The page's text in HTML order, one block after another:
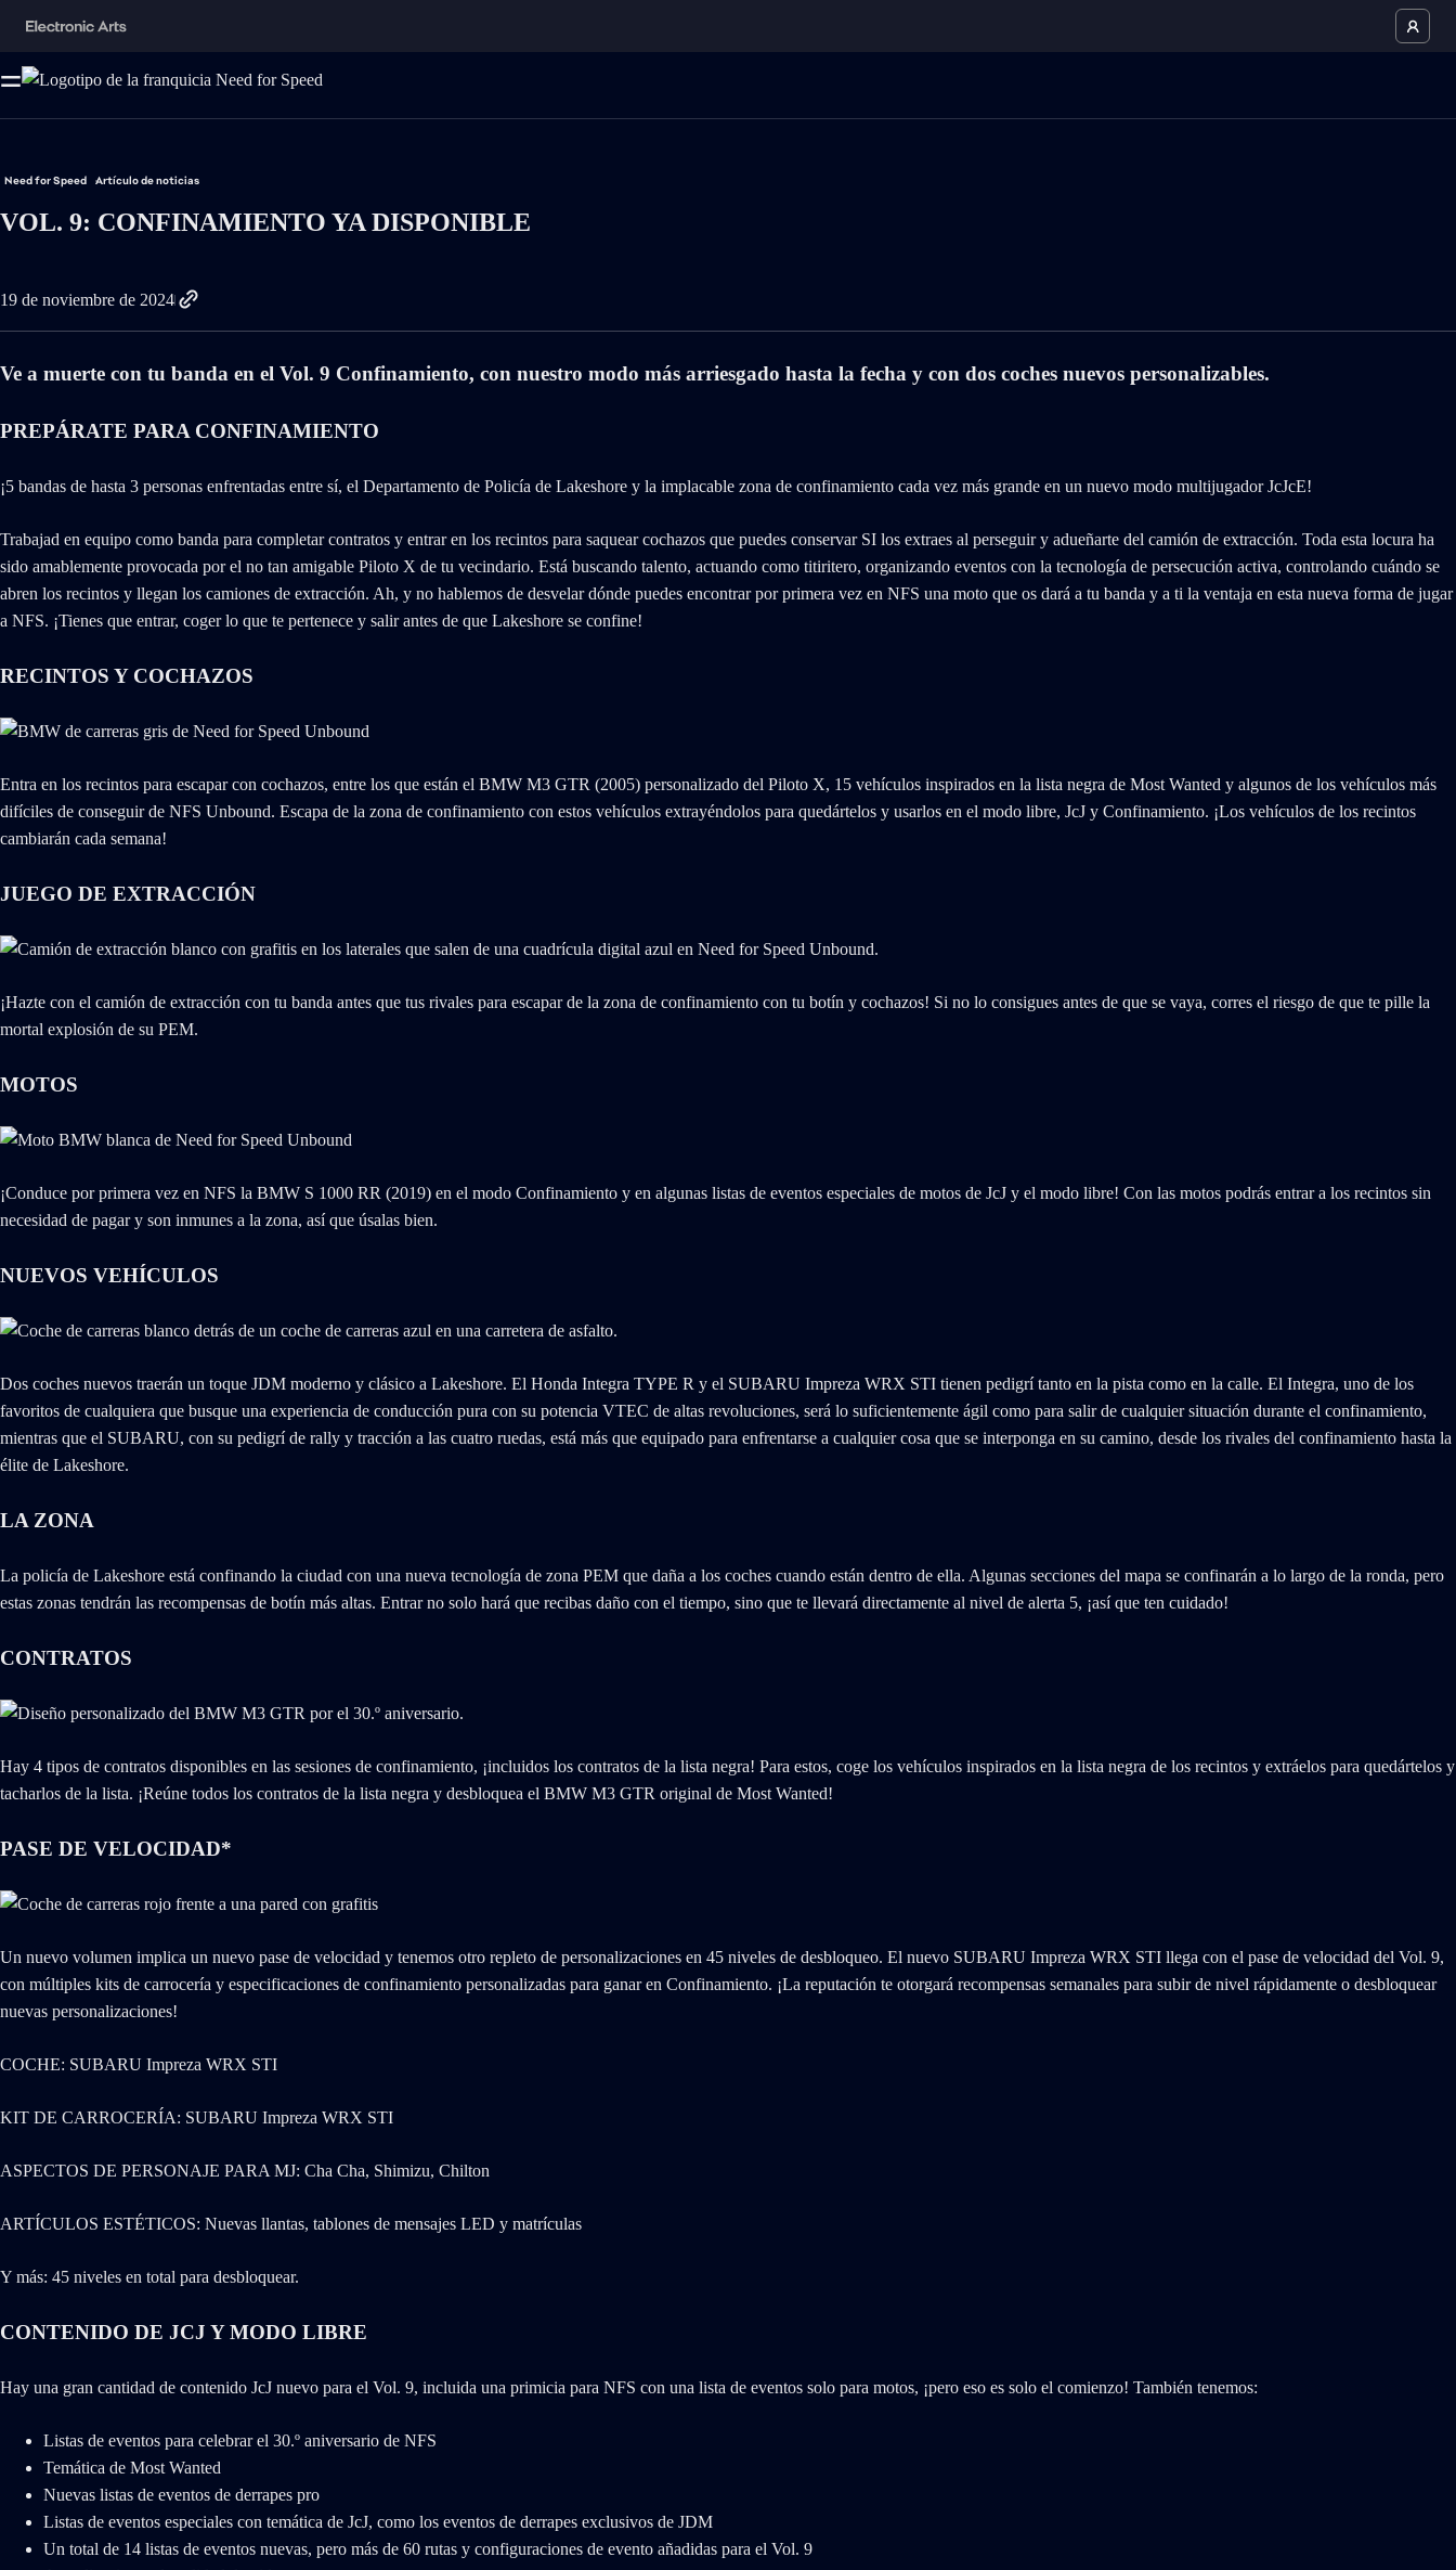
Need for Speed Artículo de noticias
VOL. 9: CONFINAMIENTO YA DISPONIBLE
19 de noviembre de 2024
Ve a muerte con tu banda en el Vol. 9 Confinamiento, con nuestro modo más arriesgado hasta la fecha y con dos coches nuevos personalizables.
PREPÁRATE PARA CONFINAMIENTO
¡5 bandas de hasta 3 personas enfrentadas entre sí, el Departamento de Policía de Lakeshore y la implacable zona de confinamiento cada vez más grande en un nuevo modo multijugador JcJcE!
Trabajad en equipo como banda para completar contratos y entrar en los recintos para saquear cochazos que puedes conservar SI los extraes al perseguir y adueñarte del camión de extracción. Toda esta locura ha
sido amablemente provocada por el no tan amigable Piloto X de tu vecindario. Está buscando talento, actuando como titiritero, organizando eventos con la tecnología de persecución activa, controlando cuándo se
abren los recintos y llegan los camiones de extracción. Ah, y no hablemos de desvelar dónde puedes encontrar por primera vez en NFS una moto que os dará a tu banda y a ti la ventaja en esta nueva forma de jugar
a NFS. ¡Tienes que entrar, coger lo que te pertenece y salir antes de que Lakeshore se confine!
RECINTOS Y COCHAZOS
Entra en los recintos para escapar con cochazos, entre los que están el BMW M3 GTR (2005) personalizado del Piloto X, 15 vehículos inspirados en la lista negra de Most Wanted y algunos de los vehículos más
difíciles de conseguir de NFS Unbound. Escapa de la zona de confinamiento con estos vehículos extrayéndolos para quedártelos y usarlos en el modo libre, JcJ y Confinamiento. ¡Los vehículos de los recintos
cambiarán cada semana!
JUEGO DE EXTRACCIÓN
¡Hazte con el camión de extracción con tu banda antes que tus rivales para escapar de la zona de confinamiento con tu botín y cochazos! Si no lo consigues antes de que se vaya, corres el riesgo de que te pille la
mortal explosión de su PEM.
MOTOS
¡Conduce por primera vez en NFS la BMW S 1000 RR (2019) en el modo Confinamiento y en algunas listas de eventos especiales de motos de JcJ y el modo libre! Con las motos podrás entrar a los recintos sin
necesidad de pagar y son inmunes a la zona, así que úsalas bien.
NUEVOS VEHÍCULOS
Dos coches nuevos traerán un toque JDM moderno y clásico a Lakeshore. El Honda Integra TYPE R y el SUBARU Impreza WRX STI tienen pedigrí tanto en la pista como en la calle. El Integra, uno de los
favoritos de cualquiera que busque una experiencia de conducción pura con su potencia VTEC de altas revoluciones, será lo suficientemente ágil como para salir de cualquier situación durante el confinamiento,
mientras que el SUBARU, con su pedigrí de rally y tracción a las cuatro ruedas, está más que equipado para enfrentarse a cualquier cosa que se interponga en su camino, desde los rivales del confinamiento hasta la
élite de Lakeshore.
LA ZONA
La policía de Lakeshore está confinando la ciudad con una nueva tecnología de zona PEM que daña a los coches cuando están dentro de ella. Algunas secciones del mapa se confinarán a lo largo de la ronda, pero
estas zonas tendrán las recompensas de botín más altas. Entrar no solo hará que recibas daño con el tiempo, sino que te llevará directamente al nivel de alerta 5, ¡así que ten cuidado!
CONTRATOS
Hay 4 tipos de contratos disponibles en las sesiones de confinamiento, ¡incluidos los contratos de la lista negra! Para estos, coge los vehículos inspirados en la lista negra de los recintos y extráelos para quedártelos y
tacharlos de la lista. ¡Reúne todos los contratos de la lista negra y desbloquea el BMW M3 GTR original de Most Wanted!
PASE DE VELOCIDAD*
Un nuevo volumen implica un nuevo pase de velocidad y tenemos otro repleto de personalizaciones en 45 niveles de desbloqueo. El nuevo SUBARU Impreza WRX STI llega con el pase de velocidad del Vol. 9,
con múltiples kits de carrocería y especificaciones de confinamiento personalizadas para ganar en Confinamiento. ¡La reputación te otorgará recompensas semanales para subir de nivel rápidamente o desbloquear
nuevas personalizaciones!
COCHE: SUBARU Impreza WRX STI
KIT DE CARROCERÍA: SUBARU Impreza WRX STI
ASPECTOS DE PERSONAJE PARA MJ: Cha Cha, Shimizu, Chilton
ARTÍCULOS ESTÉTICOS: Nuevas llantas, tablones de mensajes LED y matrículas
Y más: 45 niveles en total para desbloquear.
CONTENIDO DE JCJ Y MODO LIBRE
Hay una gran cantidad de contenido JcJ nuevo para el Vol. 9, incluida una primicia para NFS con una lista de eventos solo para motos, ¡pero eso es solo el comienzo! También tenemos:
Listas de eventos para celebrar el 30.º aniversario de NFS
Temática de Most Wanted
Nuevas listas de eventos de derrapes pro
Listas de eventos especiales con temática de JcJ, como los eventos de derrapes exclusivos de JDM
Un total de 14 listas de eventos nuevas, pero más de 60 rutas y configuraciones de evento añadidas para el Vol. 9